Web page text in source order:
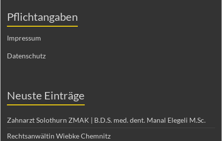
Pflichtangaben
Impressum
Datenschutz
Neuste Einträge
Zahnarzt Solothurn ZMAK | B.D.S. med. dent. Manal Elegeli M.Sc.
Rechtsanwältin Wiebke Chemnitz